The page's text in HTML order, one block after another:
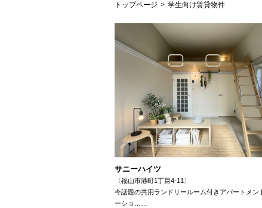
トップページ 学生向け賃貸物件
サニーハイツ
〈福山市港町1丁目4-11〉
今話題の共用ランドリールーム付きアパートメン
ーショ……